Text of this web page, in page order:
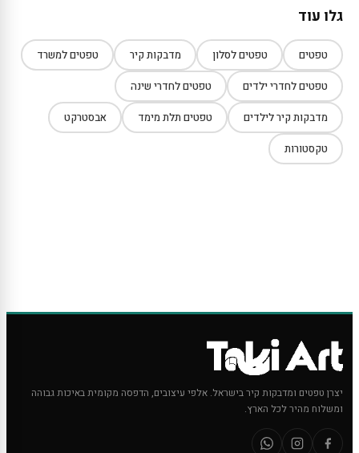
גלו עוד
טפטים טפטים לסלון מדבקות קיר טפטים למשרד
טפטים לחדרי ילדים טפטים לחדרי שינה
מדבקות קיר לילדים טפטים תלת מימד אבסטרקט
טקסטורות
יצרן טפטים ומדבקות קיר בישראל. אלפי עיצובים, הדפסה מקומית באיכות גבוהה
ומשלוח מהיר לכל הארץ.